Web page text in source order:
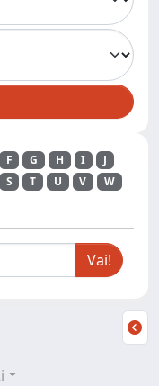
F G H I
J
S T U V
W